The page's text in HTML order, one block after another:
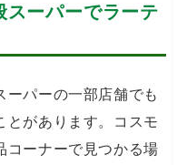
スーパーでラーテ
ーパーの一部店舗でも
とがあります。コスモ
コーナーで見つかる場